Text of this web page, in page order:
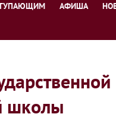
АФИША
школы